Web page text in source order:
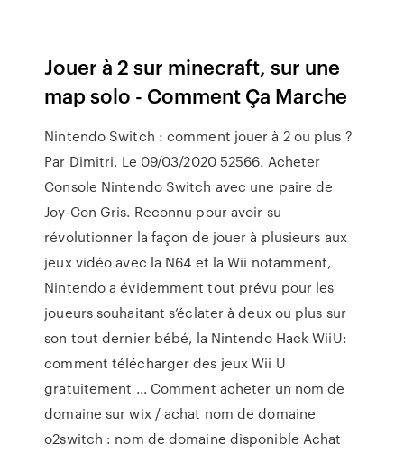
Jouer à 2 sur minecraft, sur une
map solo - Comment Ça Marche
Nintendo Switch : comment jouer à 2 ou plus ?
Par Dimitri. Le 09/03/2020 52566. Acheter
Console Nintendo Switch avec une paire de
Joy-Con Gris. Reconnu pour avoir su
révolutionner la façon de jouer à plusieurs aux
jeux vidéo avec la N64 et la Wii notamment,
Nintendo a évidemment tout prévu pour les
joueurs souhaitant s’éclater à deux ou plus sur
son tout dernier bébé, la Nintendo Hack WiiU:
comment télécharger des jeux Wii U
gratuitement ... Comment acheter un nom de
domaine sur wix / achat nom de domaine
o2switch : nom de domaine disponible Achat